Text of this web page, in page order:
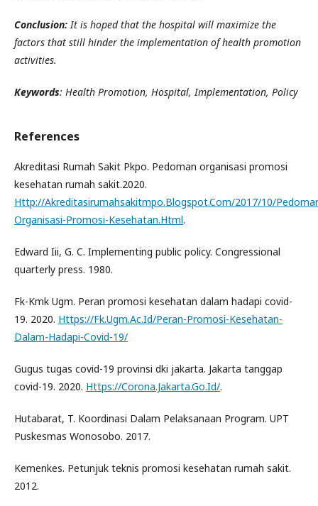
Conclusion: It is hoped that the hospital will maximize the
factors that still hinder the implementation of health promotion
activities.
Keywords: Health Promotion, Hospital, Implementation, Policy
References
Akreditasi Rumah Sakit Pkpo. Pedoman organisasi promosi
kesehatan rumah sakit.2020.
Http://Akreditasirumahsakitmpo.Blogspot.Com/2017/10/
Organisasi-Promosi-Kesehatan.Html.
Edward Iii, G. C. Implementing public policy. Congressional
quarterly press. 1980.
Fk-Kmk Ugm. Peran promosi kesehatan dalam hadapi covid-
19. 2020. Https://Fk.Ugm.Ac.Id/Peran-Promosi-Kesehatan-
Dalam-Hadapi-Covid-19/
Gugus tugas covid-19 provinsi dki jakarta. Jakarta tanggap
covid-19. 2020. Https://Corona.Jakarta.Go.Id/.
Hutabarat, T. Koordinasi Dalam Pelaksanaan Program. UPT
Puskesmas Wonosobo. 2017.
Kemenkes. Petunjuk teknis promosi kesehatan rumah sakit.
2012.